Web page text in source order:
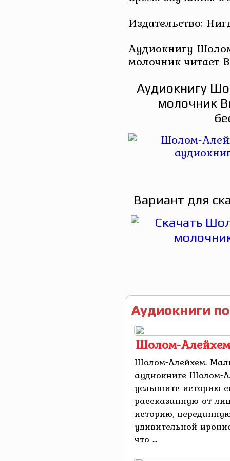
Издательство:
Аудиокнигу
молочник читает
Аудиокнигу
молочник
Вариант для
Аудиокниги
Шолом-
Шолом-Алейхем.
аудиокниге Шолом-
услышите историю
рассказанную от
историю,
удивительной
что ...